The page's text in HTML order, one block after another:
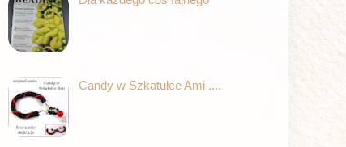
Candy w Szkatułce Ami ....